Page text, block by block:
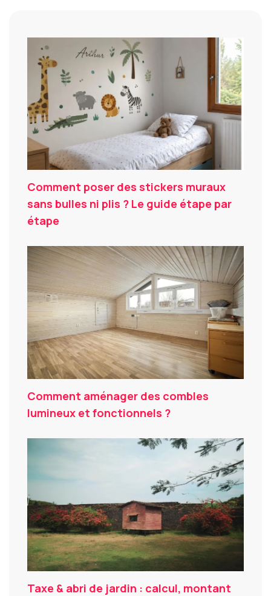
Comment poser des stickers muraux
sans bulles ni plis ? Le guide étape par
étape
Comment aménager des combles
lumineux et fonctionnels ?
Taxe & abri de jardin : calcul, montant